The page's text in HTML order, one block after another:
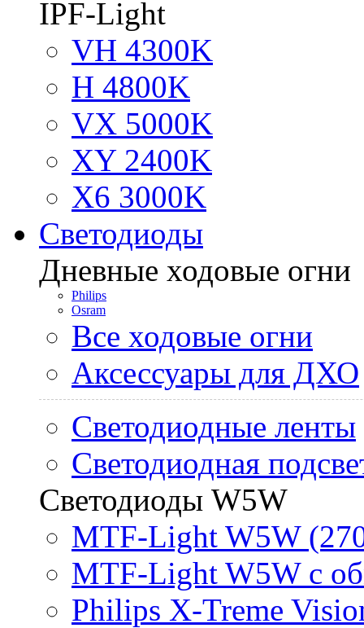
IPF-Light
VH 4300K
H 4800K
VX 5000K
XY 2400K
X6 3000K
Светодиоды
Дневные ходовые огни
Philips
Osram
Все ходовые огни
Аксессуары для ДХО
Светодиодные ленты
Светодиодная
Светодиоды W5W
MTF-Light W5W
MTF-Light W5W с
Philips X-Treme